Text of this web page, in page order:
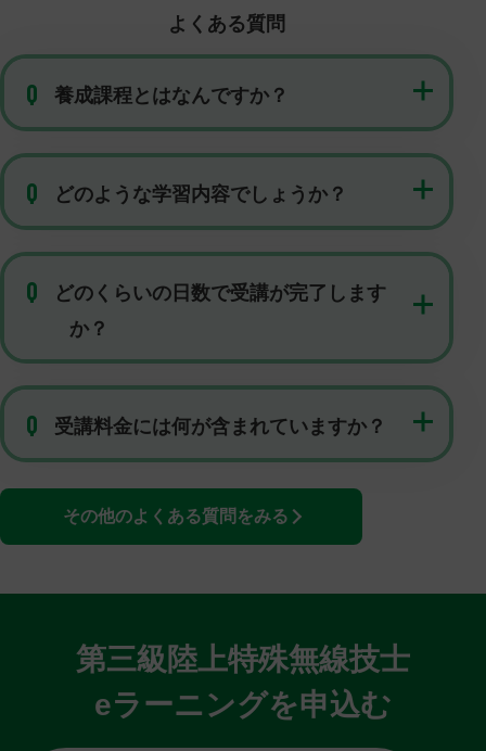
よくある質問
Q 養成課程とはなんですか？
Q どのような学習内容でしょうか？
Q
どのくらいの日数で受講が完了します
か？
Q 受講料金には何が含まれていますか？
その他のよくある質問をみる
第三級陸上特殊無線技士
eラーニングを申込む